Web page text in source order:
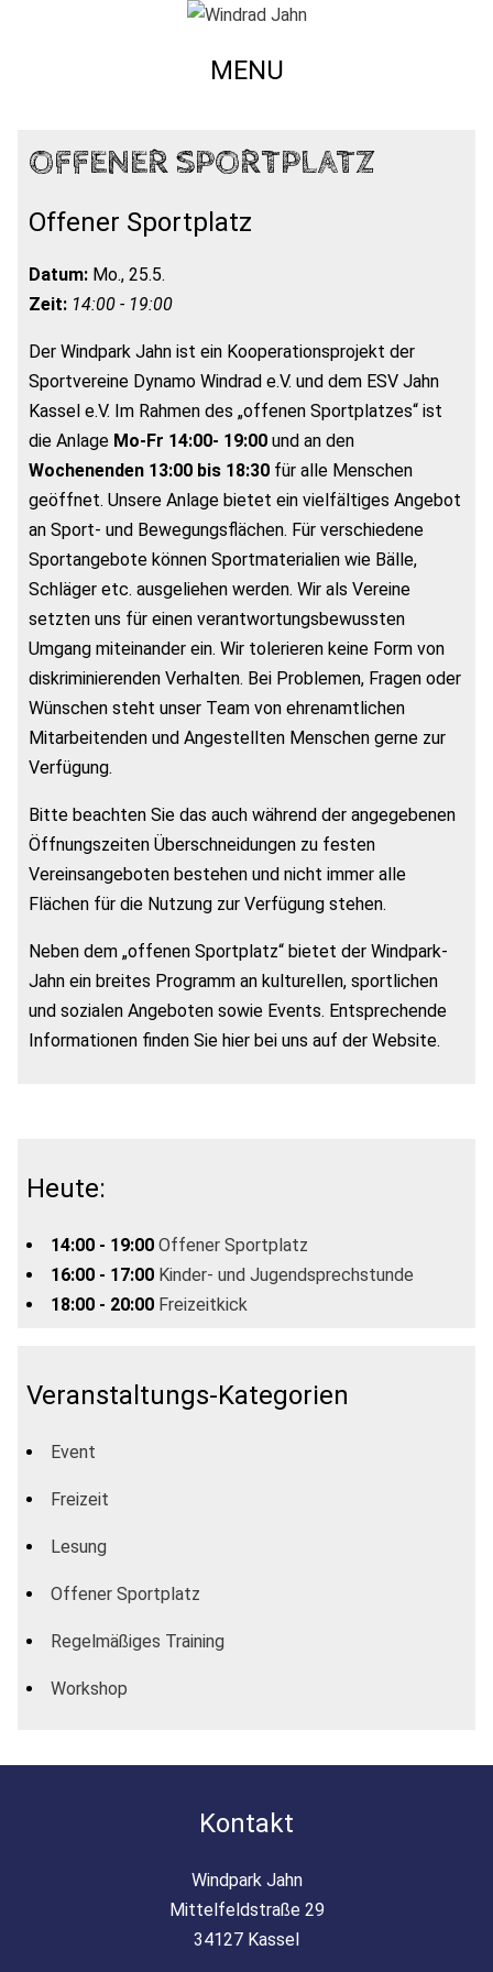
MENU
OFFENER SPORTPLATZ
Offener Sportplatz
Datum: Mo., 25.5.
Zeit: 14:00 - 19:00
Der Windpark Jahn ist ein Kooperationsprojekt der
Sportvereine Dynamo Windrad e.V. und dem ESV Jahn
Kassel e.V. Im Rahmen des „offenen Sportplatzes“ ist
die Anlage Mo-Fr 14:00- 19:00 und an den
Wochenenden 13:00 bis 18:30 für alle Menschen
geöffnet. Unsere Anlage bietet ein vielfältiges Angebot
an Sport- und Bewegungsflächen. Für verschiedene
Sportangebote können Sportmaterialien wie Bälle,
Schläger etc. ausgeliehen werden. Wir als Vereine
setzten uns für einen verantwortungsbewussten
Umgang miteinander ein. Wir tolerieren keine Form von
diskriminierenden Verhalten. Bei Problemen, Fragen oder
Wünschen steht unser Team von ehrenamtlichen
Mitarbeitenden und Angestellten Menschen gerne zur
Verfügung.
Bitte beachten Sie das auch während der angegebenen
Öffnungszeiten Überschneidungen zu festen
Vereinsangeboten bestehen und nicht immer alle
Flächen für die Nutzung zur Verfügung stehen.
Neben dem „offenen Sportplatz“ bietet der Windpark-
Jahn ein breites Programm an kulturellen, sportlichen
und sozialen Angeboten sowie Events. Entsprechende
Informationen finden Sie hier bei uns auf der Website.
Heute:
14:00 - 19:00 Offener Sportplatz
16:00 - 17:00 Kinder- und Jugendsprechstunde
18:00 - 20:00 Freizeitkick
Veranstaltungs-Kategorien
Event
Freizeit
Lesung
Offener Sportplatz
Regelmäßiges Training
Workshop
Kontakt
Windpark Jahn
Mittelfeldstraße 29
34127 Kassel